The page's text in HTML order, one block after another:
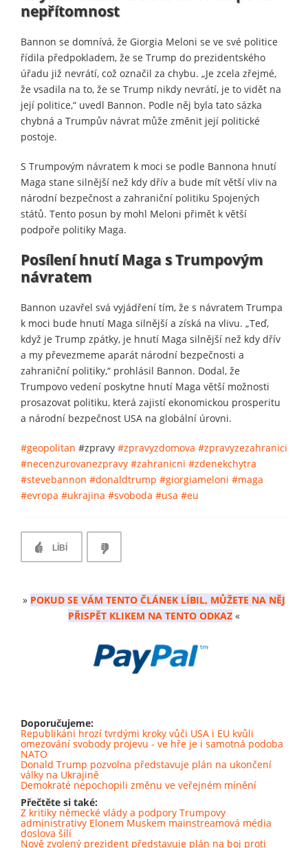
nepřítomnost
Bannon se domnívá, že Giorgia Meloni se ve své politice
řídila předpokladem, že se Trump do prezidentského
úřadu již nevrátí, což označil za chybu. „Je zcela zřejmé,
že vsadila na to, že se Trump nikdy nevrátí, je to vidět na
její politice,“ uvedl Bannon. Podle něj byla tato sázka
chybná a Trumpův návrat může změnit její politické
postoje.
S Trumpovým návratem k moci se podle Bannona hnutí
Maga stane silnější než kdy dřív a bude mít větší vliv na
národní bezpečnost a zahraniční politiku Spojených
států. Tento posun by mohl Meloni přimět k větší
podpoře politiky Maga.
Posílení hnutí Maga s Trumpovým
návratem
Bannon uzavřel svá vyjádření tím, že s návratem Trumpa
k moci bude hnutí Maga silnější a získá na vlivu. „Teď,
když je Trump zpátky, je hnutí Maga silnější než kdy dřív
a my převezmeme aparát národní bezpečnosti a
zahraniční politiky,“ prohlásil Bannon. Dodal, že
Trumpovo vedení poskytne hnutí Maga větší možnosti
prosazovat politiku, která zajistí ekonomickou prosperitu
a národní bezpečnost USA na globální úrovni.
#geopolitan #zpravy #zpravyzdomova #zpravyzezahranici
#necenzurovanezpravy #zahranicni #zdenekchytra
#stevebannon #donaldtrump #giorgiameloni #maga
#evropa #ukrajina #svoboda #usa #eu
LÍBÍ
» POKUD SE VÁM TENTO ČLÁNEK LÍBIL, MŮŽETE NA NĚJ
PŘISPĚT KLIKEM NA TENTO ODKAZ «
Doporučujeme:
Republikáni hrozí tvrdými kroky vůči USA i EU kvůli
omezování svobody projevu - ve hře je i samotná podoba
NATO
Donald Trump pozvolna představuje plán na ukončení
války na Ukrajině
Demokraté nepochopili změnu ve veřejném mínění
Přečtěte si také:
Z kritiky německé vlády a podpory Trumpovy
administrativy Elonem Muskem mainstreamová média
doslova šílí
Nově zvolený prezident představuje plán na boj proti